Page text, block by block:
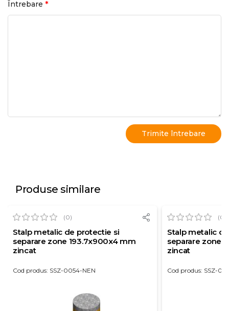
Întrebare *
Produse similare
(0)
Stalp metalic de protectie si
separare zone 193.7x900x4 mm
zincat
Cod produs: SSZ-0054-NEN
(0)
Stalp metalic
separare zone
zincat
Cod produs: SSZ-